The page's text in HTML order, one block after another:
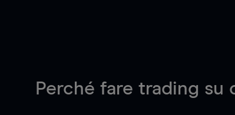
Perché fare trading su